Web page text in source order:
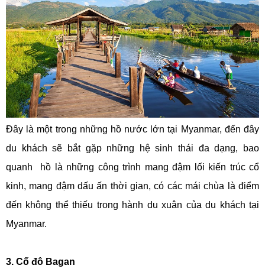
Đây là một trong những hồ nước lớn tại Myanmar, đến đây
du khách sẽ bắt gặp những hệ sinh thái đa dạng, bao
quanh hồ là những công trình mang đậm lối kiến trúc cổ
kinh, mang đậm dấu ấn thời gian, có các mái chùa là điểm
đến không thể thiếu trong hành du xuân của du khách tại
Myanmar.
3. Cố đô Bagan